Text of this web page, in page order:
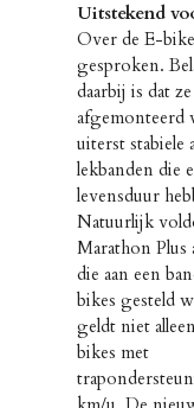
Uitstekend
Over de E-
gesproken.
daarbij is dat ze
afgemonteerd
uiterst stabiele
lekbanden die
levensduur
Natuurlijk
Marathon Plus
die aan een
bikes gesteld
geldt niet
bikes met